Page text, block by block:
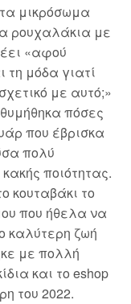
μικρόσωμα
ρουχαλάκια με
«αφού
μόδα γιατί
με αυτό;»
πόσες
που έβρισκα
πολύ
ποιότητας.
κουταβάκι το
που ήθελα να
καλύτερη ζωή
με πολλή
και το eshop
του 2022.